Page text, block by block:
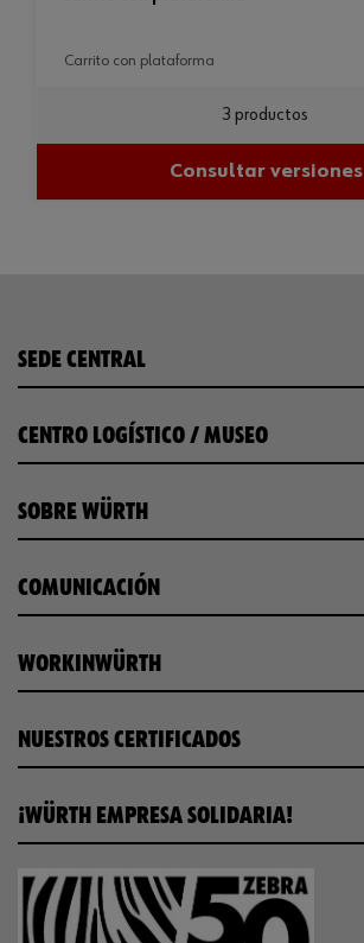
carrito con plataforma
3 productos
Consultar versiones
SEDE CENTRAL
CENTRO LOGÍSTICO / MUSEO
SOBRE WÜRTH
COMUNICACIÓN
WORKINWÜRTH
NUESTROS CERTIFICADOS
¡WÜRTH EMPRESA SOLIDARIA!